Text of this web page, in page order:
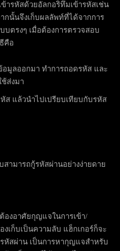
ารหัสด้วยอัลกอริทึมเข้ารหัสเช่น
ากนั้นจึงเก็บผลลัพท์ที่ได้จากการ
บตรงๆ เมื่อต้องการตรวจสอบ
คือ
มูลออกมา ทำการถอดรหัส และ
ส่งมา
ส แล้วนำไปเปรียบเทียบกับรหัส
ามารถกู้รหัสผ่านอย่างง่ายดาย
องอาศัยกุญแจในการเข้า/
เก็บเป็นความลับ แฮ็กเกอร์ก็จะ
หัสผ่าน เป็นการหากุญแจสำหรับ